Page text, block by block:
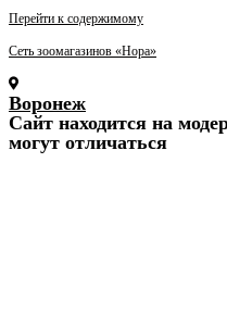
Перейти к содержимому
Сеть зоомагазинов «Нора»
Воронеж
Cайт находится на
могут отличаться